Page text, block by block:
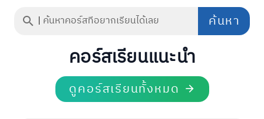
ค้นหาคอร์สที่อยากเรียนได้เลย
| ค้นหา
คอร์สเรียนแนะนำ
ดูคอร์สเรียนทั้งหมด